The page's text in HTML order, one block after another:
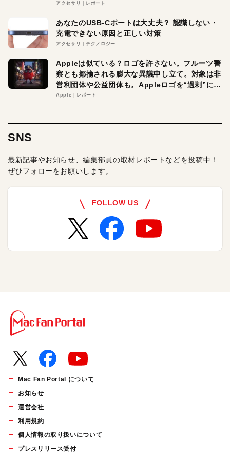
アクセサリ レポート
あなたのUSB-Cポートは大丈夫？ 認識しない・
充電できない原因と正しい対策
アクセサリ テクノロジー
Appleは似ている？ロゴを許さない。フルーツ警
察とも揶揄される膨大な異議申し立て。対象は非
営利団体や公益団体も。Appleロゴを“過剰”に守
る理由とは
Apple レポート
SNS
最新記事やお知らせ、編集部員の取材レポートなどを投稿中！
ぜひフォローをお願いします。
FOLLOW US
Mac Fan Portal について
お知らせ
運営会社
利用規約
個人情報の取り扱いについて
プレスリリース受付